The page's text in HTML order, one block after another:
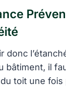
donc
bâtiment, il
toit une